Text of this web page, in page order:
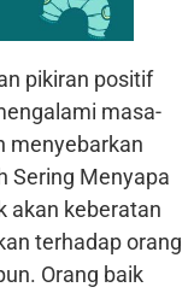
pikiran positif
masa-
menyebarkan
Sering Menyapa
akan keberatan
terhadap orang
Orang baik